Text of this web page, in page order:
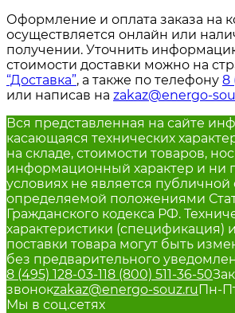
Оформление и оплата заказа на
осуществляется онлайн или
получении. Уточнить
стоимости доставки можно на
“Доставка”, а также по телефону 8
или написав на zakaz@energo-
Вся представленная на сайте
касающаяся технических
на складе, стоимости товаров,
информационный характер и ни
условиях не является публичной
определяемой положениями
Гражданского кодекса РФ.
характеристики (спецификация)
поставки товара могут быть
без предварительного
8 (495) 128-03-118 (800) 511-36-50
звонокzakaz@energo-souz.ruПн-
Мы в соц.сетях